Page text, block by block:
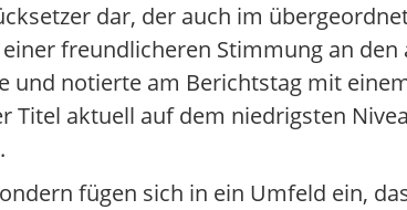
dar, der auch im
freundlicheren Stimmung an
und notierte am Berichtstag mit
Titel aktuell auf dem niedrigsten
fügen sich in ein Umfeld ein,